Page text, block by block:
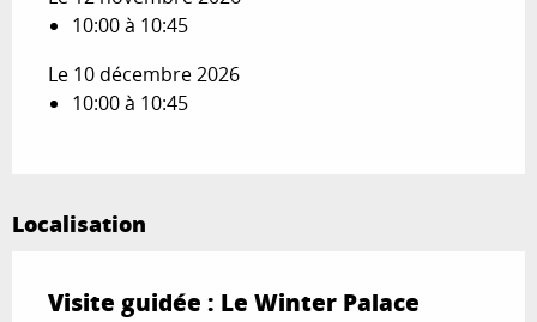
10:00 à 10:45
Le 10 décembre 2026
10:00 à 10:45
Localisation
Visite guidée : Le Winter Palace